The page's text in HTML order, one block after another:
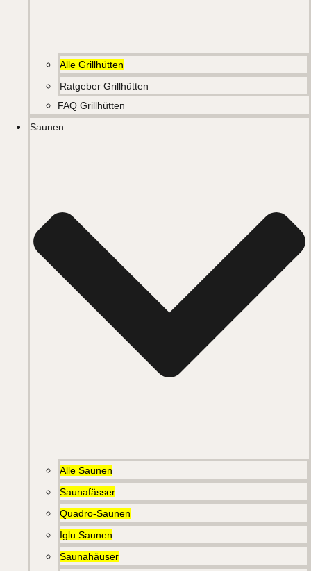
Alle Grillhütten
Ratgeber Grillhütten
FAQ Grillhütten
Saunen
Alle Saunen
Saunafässer
Quadro-Saunen
Iglu Saunen
Saunahäuser